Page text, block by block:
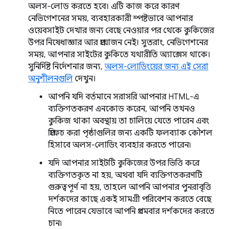
অলস-লোড করতে হবে। এটি কাজ করে কারণ
নেভিগেশনের সময়, ব্যবহারকারী স্পষ্টভাবে আপনার
ওয়েবসাইট দেখার জন্য বেছে নেওয়ার পর থেকে কুকিজের
উপর নিষেধাজ্ঞার আর প্রয়োজন নেই। সুতরাং, নেভিগেশনের
সময়, আপনার সাইটের কুকিতে যথারীতি অ্যাক্সেস থাকে।
সুনির্দিষ্ট নির্দেশনার জন্য, অলস-লোডিংয়ের জন্য এই সেরা
অনুশীলনগুলি দেখুন।
আপনি যদি বর্তমানে সরাসরি আপনার HTML-এ
ব্যক্তিগতকরণ এনকোড করেন, আপনি তখনও
কুকিজ থাকা অবস্থায় তা চালিয়ে যেতে পারেন এবং
প্রিফেচ করা পৃষ্ঠাগুলির জন্য একটি ফলব্যাক কৌশল
হিসাবে অলস-লোডিং ব্যবহার করতে পারেন৷
যদি আপনার সাইটটি কুকিজের উপর ভিত্তি করে
ব্যক্তিগতকৃত না হয়, অথবা যদি ব্যক্তিগতকরণটি
গুরুত্বপূর্ণ না হয়, তাহলে আপনি আপনার পুনরাবৃত্তি
দর্শকদের কাছে একই সামগ্রী পরিবেশন করতে বেছে
নিতে পারেন যেভাবে আপনি প্রথমবার দর্শকদের করতে
চান৷